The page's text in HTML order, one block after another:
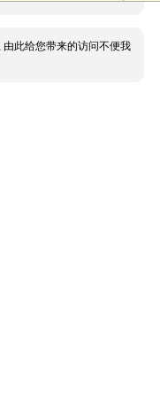
此给您带来的访问不便我